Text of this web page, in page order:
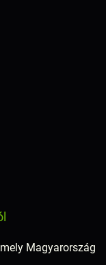
Magyarország